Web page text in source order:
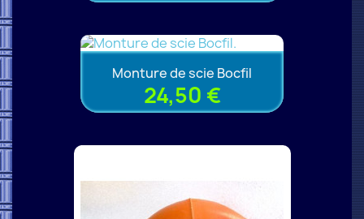
Monture de scie Bocfil
24,50 €